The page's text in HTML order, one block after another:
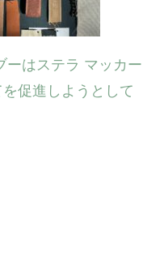
ーはステラ マッカー
促進しようとして